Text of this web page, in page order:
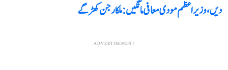
دیں، وزیر اعظم مودی معافی مانگیں: ملکارجن کھڑگے
ADVERTISEMENT